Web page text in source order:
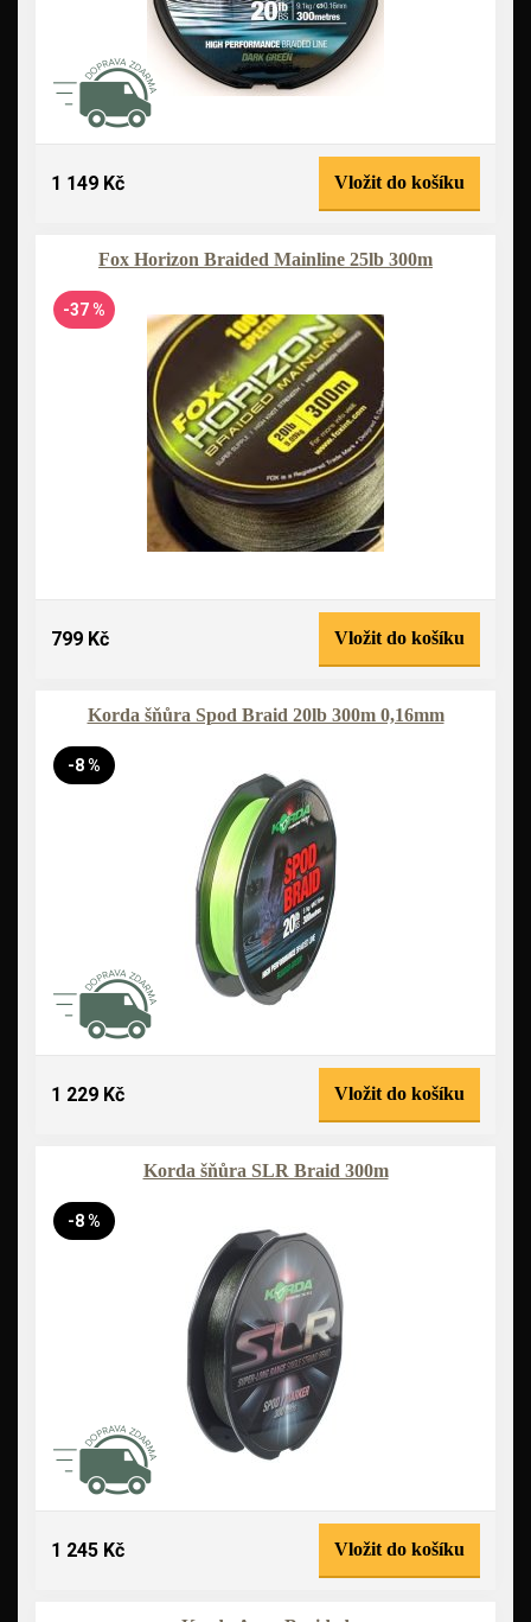
1 149 Kč Vložit do košíku
Fox Horizon Braided Mainline 25lb 300m
-37 %
799 Kč Vložit do košíku
Korda šňůra Spod Braid 20lb 300m 0,16mm
-8 %
1 229 Kč Vložit do košíku
Korda šňůra SLR Braid 300m
-8 %
1 245 Kč Vložit do košíku